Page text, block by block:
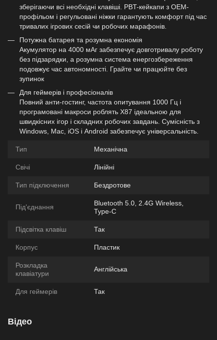
зберігаючи всі необхідні клавіші. PBT-кейкапи з OEM-
профільом і регульовані ніжки гарантують комфорт під час
тривалих ігрових сесій чи робочих марафонів.
Потужна батарея та розумна економія
Акумулятор на 4000 мАг забезпечує довготривалу роботу
без підзарядки, а розумна система енергозбереження
подовжує час автономності. Грайте чи працюйте без
зупинок
Для геймерів і професіоналів
Повний анти-гостинг, частота опитування 1000 Гц і
програмовані макроси роблять X87 ідеальною для
швидкісних ігор і складних робочих завдань. Сумісність з
Windows, Mac, iOS і Android забезпечує універсальність.
Тип Механічна
Свічі Лінійні
Тип підключення Бездротове
Під'єднання
Bluetooth 5.0, 2.4G Wireless,
Type-C
Підсвітка клавіш Так
Корпус Пластик
Розкладка
клавіатури
Англійська
Для геймерів Так
Відео